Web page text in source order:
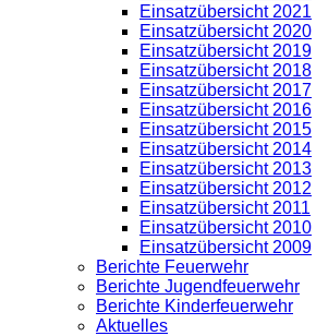
Einsatzübersicht 2021
Einsatzübersicht 2020
Einsatzübersicht 2019
Einsatzübersicht 2018
Einsatzübersicht 2017
Einsatzübersicht 2016
Einsatzübersicht 2015
Einsatzübersicht 2014
Einsatzübersicht 2013
Einsatzübersicht 2012
Einsatzübersicht 2011
Einsatzübersicht 2010
Einsatzübersicht 2009
Berichte Feuerwehr
Berichte Jugendfeuerwehr
Berichte Kinderfeuerwehr
Aktuelles